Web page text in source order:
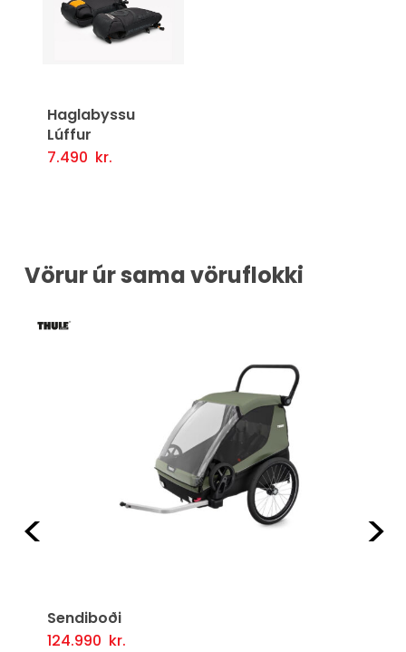
Haglabyssu
Lúffur
7.490 kr.
Setja Í Körfu
Vörur úr sama vöruflokki
Sendiboði
124.990 kr.
Valmöguleikarar